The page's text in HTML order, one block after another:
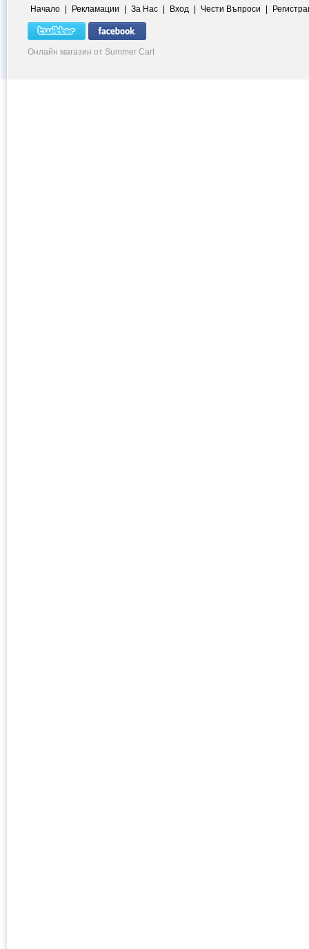
Начало | Рекламации | За Нас | Вход | Чести Въпроси |
Онлайн магазин от Summer Cart